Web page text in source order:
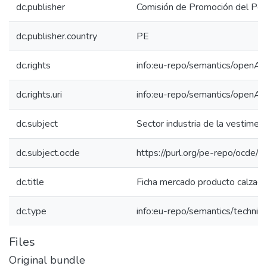
dc.publisher Comisión de Promoción del
dc.publisher.country PE
dc.rights info:eu-repo/semantics/
dc.rights.uri info:eu-repo/semantics/
dc.subject Sector industria de la
dc.subject.ocde https://purl.org/pe-repo/ocde/
dc.title Ficha mercado producto
dc.type info:eu-repo/semantics/
Files
Original bundle